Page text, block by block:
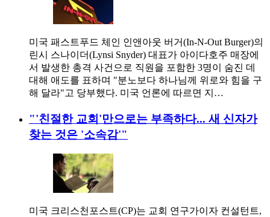
미국 패스트푸드 체인 인앤아웃 버거(In-N-Out Burger)의
린시 스나이더(Lynsi Snyder) 대표가 아이다호주 매장에
서 발생한 총격 사건으로 직원을 포함한 3명이 숨진 데
대해 애도를 표하며 "분노보다 하나님께 위로와 힘을 구
해 달라"고 당부했다. 미국 언론에 따르면 지…
"'친절한 교회'만으로는 부족하다... 새 신자가
찾는 것은 '소속감'"
미국 크리스천포스트(CP)는 교회 연구가이자 컨설턴트,